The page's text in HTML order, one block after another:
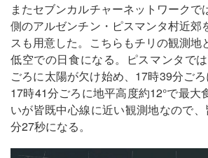
またセブンカルチャーネットワークで
側のアルゼンチン・ピスマンタ村近郊
スも用意した。こちらもチリの観測地
低空での日食になる。ピスマンタで
ごろに太陽が欠け始め、17時39分ごろ
17時41分ごろに地平高度約12°で最大
いが皆既中心線に近い観測地なので
分27秒になる。